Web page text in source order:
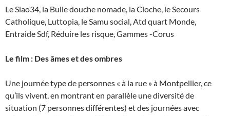
Le Siao34, la Bulle douche nomade, la Cloche, le Secours
Catholique, Luttopia, le Samu social, Atd quart Monde,
Entraide Sdf, Réduire les risque, Gammes -Corus
Le film : Des âmes et des ombres
Une journée type de personnes « à la rue » à Montpellier, ce
qu’ils vivent, en montrant en parallèle une diversité de
situation (7 personnes différentes) et des journées avec